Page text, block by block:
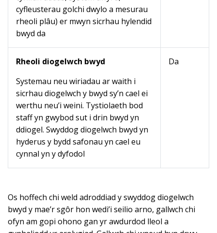
cyfleusterau golchi dwylo a mesurau
rheoli plâu) er mwyn sicrhau hylendid
bwyd da
Rheoli diogelwch bwyd
Systemau neu wiriadau ar waith i
sicrhau diogelwch y bwyd sy’n cael ei
werthu neu’i weini. Tystiolaeth bod
staff yn gwybod sut i drin bwyd yn
ddiogel. Swyddog diogelwch bwyd yn
hyderus y bydd safonau yn cael eu
cynnal yn y dyfodol
Da
Os hoffech chi weld adroddiad y swyddog diogelwch
bwyd y mae’r sgôr hon wedi’i seilio arno, gallwch chi
ofyn am gopi ohono gan yr awdurdod lleol a